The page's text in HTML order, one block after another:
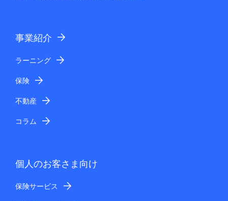
事業紹介
ラーニング
保険
不動産
コラム
個人のお客さま向け
保険サービス